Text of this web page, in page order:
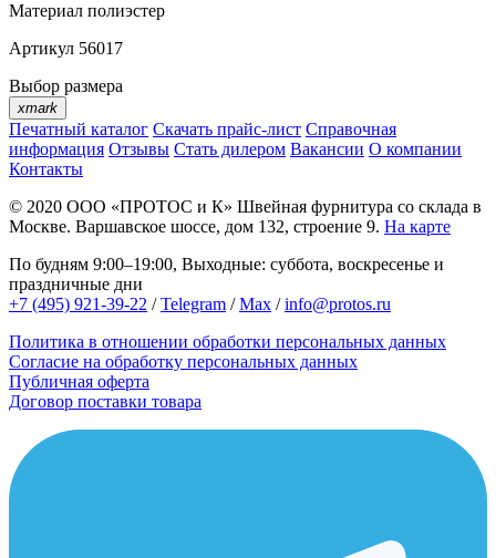
Материал полиэстер
Артикул 56017
Выбор размера
xmark
Печатный каталог Скачать прайс-лист Справочная
информация Отзывы Стать дилером Вакансии О компании
Контакты
© 2020 ООО «ПРОТОС и К» Швейная фурнитура со склада в
Москве. Варшавское шоссе, дом 132, строение 9. На карте
По будням 9:00–19:00, Выходные: суббота, воскресенье и
праздничные дни
+7 (495) 921-39-22 /Telegram /Max /info@protos.ru
Политика в отношении обработки персональных данных
Согласие на обработку персональных данных
Публичная оферта
Договор поставки товара